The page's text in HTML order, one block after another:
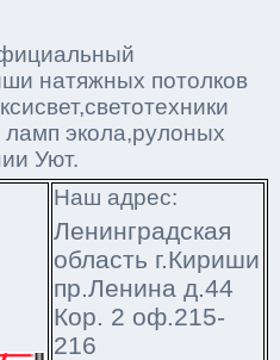
натяжных потолков
экола,рулоных
Уют.
Наш адрес:
Ленинградская
область г.Кириши
пр.Ленина д.44
Кор. 2 оф.215-
216